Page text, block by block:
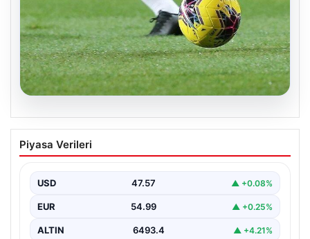
05.08.2026
04 Ağustos 2026 Salı Gününün Spor
Programı ve Maç Bilgileri
olan spor etkinlikleri ve maçlar için heyecan…
Piyasa Verileri
USD 47.57 ▲ +0.08%
EUR 54.99 ▲ +0.25%
ALTIN 6493.4 ▲ +4.21%